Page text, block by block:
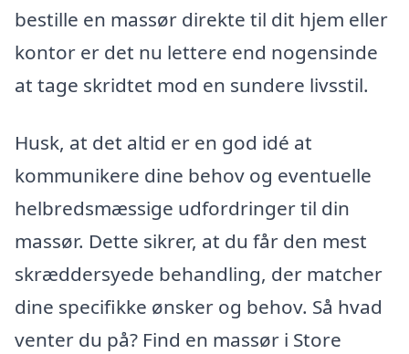
bestille en massør direkte til dit hjem eller
kontor er det nu lettere end nogensinde
at tage skridtet mod en sundere livsstil.
Husk, at det altid er en god idé at
kommunikere dine behov og eventuelle
helbredsmæssige udfordringer til din
massør. Dette sikrer, at du får den mest
skræddersyede behandling, der matcher
dine specifikke ønsker og behov. Så hvad
venter du på? Find en massør i Store